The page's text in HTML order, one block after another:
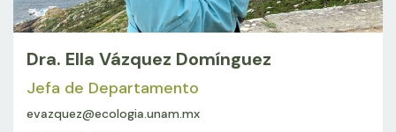
Dra. Ella Vázquez Domínguez
Jefa de Departamento
evazquez@ecologia.unam.mx